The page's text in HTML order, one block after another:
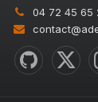
04 72 45 65